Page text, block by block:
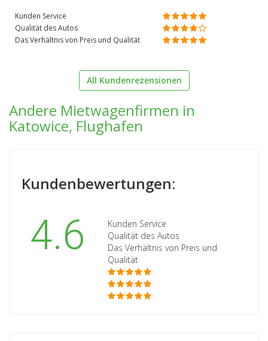
Kunden Service
Qualität des Autos
Das Verhältnis von Preis und Qualität
All Kundenrezensionen
Andere Mietwagenfirmen in
Katowice, Flughafen
Kundenbewertungen:
4.6
Kunden Service
Qualität des Autos
Das Verhältnis von Preis und
Qualität